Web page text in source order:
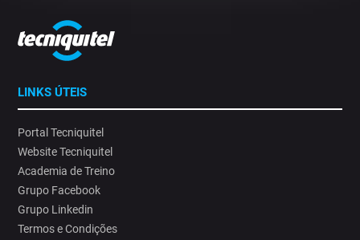
LINKS ÚTEIS
Portal Tecniquitel
Website Tecniquitel
Academia de Treino
Grupo Facebook
Grupo Linkedin
Termos e Condições